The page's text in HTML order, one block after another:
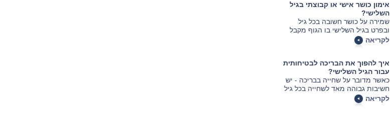
אימון כושר אישי או קבוצתי בגיל
השלישי?
שמירה על כושר חשובה בכל גיל
ובפרט בגיל השלישי בו הגוף מקבל
צורה אחרת ועל מנת לשמור עליו לא
רק אכילה חשובה אלא גם כושר גופני
זאת ללא פגיעה במערכות אחרות
בגוף.
לקריאה
איך להפוך את הבריכה לבטיחותית
עבור הגיל השלישי?
כאשר מדובר על שחייה בבריכה - יש
חשיבות גבוהה מאד לשחייה בכל גיל
ובפרט בגיל השלישי ואנשים
מבוגרים רבים אכן ממשיכים
לקריאה